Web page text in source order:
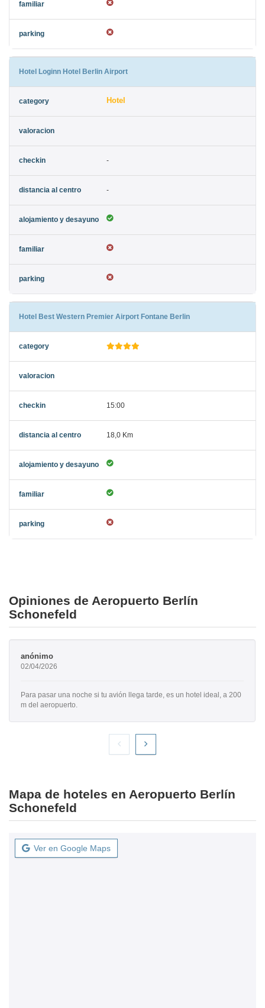
Hotel Loginn Hotel Berlin Airport
Hotel
-
-
Hotel Best Western Premier Airport Fontane Berlin
15:00
18,0 Km
Opiniones de Aeropuerto Berlín
Schonefeld
anónimo
02/04/2026
Para pasar una noche si tu avión llega tarde, es un hotel ideal, a 200
m del aeropuerto.
Mapa de hoteles en Aeropuerto Berlín
Schonefeld
Ver en Google Maps